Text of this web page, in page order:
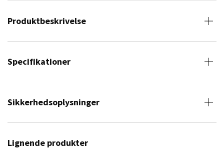
Produktbeskrivelse
Specifikationer
Sikkerhedsoplysninger
Lignende produkter